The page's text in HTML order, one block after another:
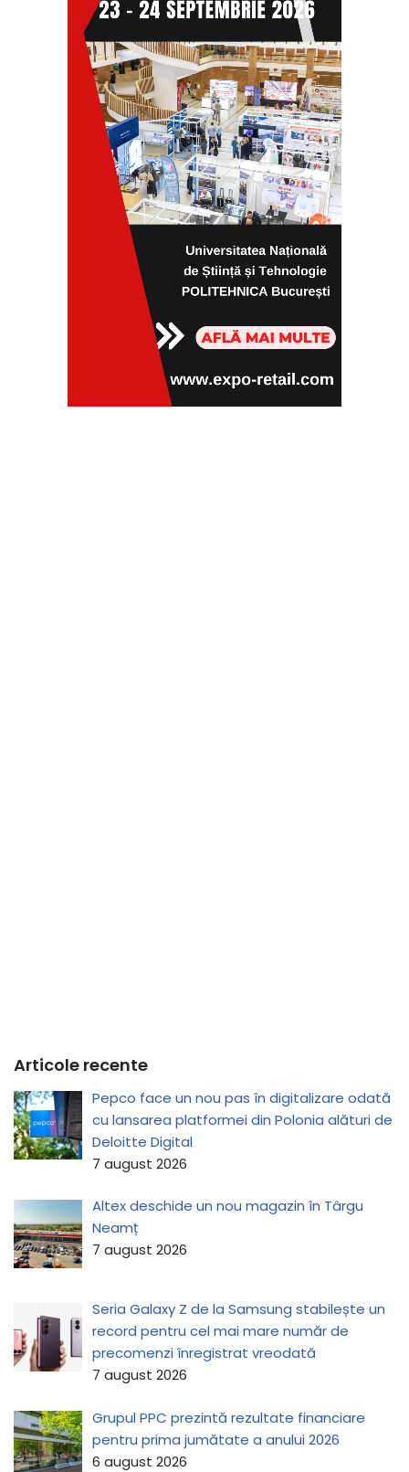
Articole recente
Pepco face un nou pas în digitalizare odată
cu lansarea platformei din Polonia alături de
Deloitte Digital
7 august 2026
Altex deschide un nou magazin în Târgu
Neamț
7 august 2026
Seria Galaxy Z de la Samsung stabilește un
record pentru cel mai mare număr de
precomenzi înregistrat vreodată
7 august 2026
Grupul PPC prezintă rezultate financiare
pentru prima jumătate a anului 2026
6 august 2026